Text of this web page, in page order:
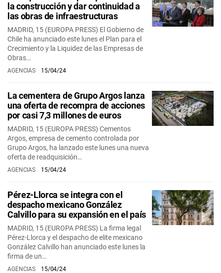
la construcción y dar continuidad a
las obras de infraestructuras
MADRID, 15 (EUROPA PRESS) El Gobierno de
Chile ha anunciado este lunes el Plan para el
Crecimiento y la Liquidez de las Empresas de
Obras…
AGENCIAS 15/04/24
La cementera de Grupo Argos lanza
una oferta de recompra de acciones
por casi 7,3 millones de euros
MADRID, 15 (EUROPA PRESS) Cementos
Argos, empresa de cemento controlada por
Grupo Argos, ha lanzado este lunes una nueva
oferta de readquisición…
AGENCIAS 15/04/24
Pérez-Llorca se integra con el
despacho mexicano González
Calvillo para su expansión en el país
MADRID, 15 (EUROPA PRESS) La firma legal
Pérez-Llorca y el despacho de elite mexicano
González Calvillo han anunciado este lunes la
firma de un…
AGENCIAS 15/04/24